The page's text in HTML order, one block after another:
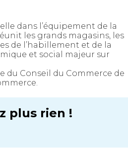
dans l’équipement de la
les grands magasins, les
de l’habillement et de la
et social majeur sur
du Conseil du Commerce de
plus rien !